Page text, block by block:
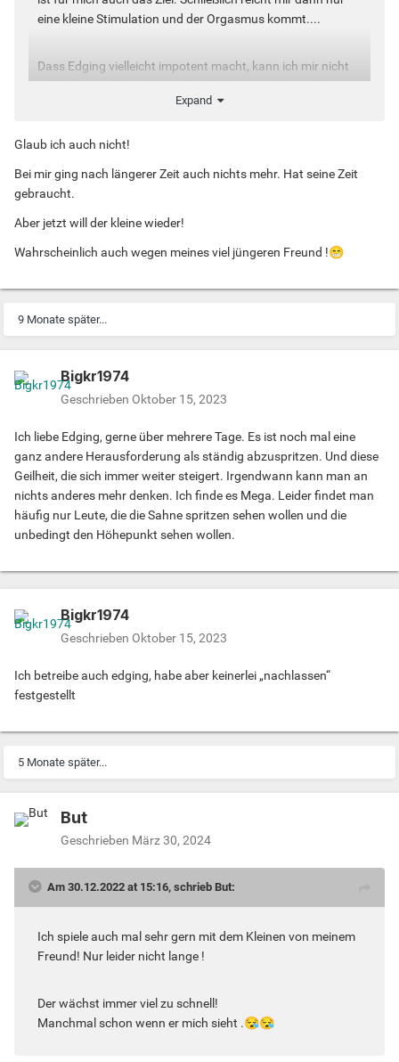
eine kleine Stimulation und der Orgasmus kommt....
Dass Edging vielleicht impotent macht, kann ich mir nicht
wirklich vorstellen. Aber vielleicht bist Du mittlerweile so
stark auf das Edging fixiert, dass Dein Körper nur noch mit
signalisiert Dein schlaffer Schwanz....
Manchmal ist es hilfreich, für eine bestimmte Zeit abstinent
wichsen, bis Du merkst, dass Dein Schwanz auch ohne
Edging wieder hart wird.
Expand
Glaub ich auch nicht!
Bei mir ging nach längerer Zeit auch nichts mehr. Hat seine Zeit
gebraucht.
Aber jetzt will der kleine wieder!
Wahrscheinlich auch wegen meines viel jüngeren Freund !😁
9 Monate später...
Bigkr1974
Geschrieben Oktober 15, 2023
Ich liebe Edging, gerne über mehrere Tage. Es ist noch mal eine
ganz andere Herausforderung als ständig abzuspritzen. Und diese
Geilheit, die sich immer weiter steigert. Irgendwann kann man an
nichts anderes mehr denken. Ich finde es Mega. Leider findet man
häufig nur Leute, die die Sahne spritzen sehen wollen und die
unbedingt den Höhepunkt sehen wollen.
Bigkr1974
Geschrieben Oktober 15, 2023
Ich betreibe auch edging, habe aber keinerlei „nachlassen“
festgestellt
5 Monate später...
But
Geschrieben März 30, 2024
Am 30.12.2022 at 15:16, schrieb But:
Ich spiele auch mal sehr gern mit dem Kleinen von meinem
Freund! Nur leider nicht lange !
Der wächst immer viel zu schnell!
Manchmal schon wenn er mich sieht .😪😪